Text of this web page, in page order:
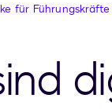
für Führungskräfte